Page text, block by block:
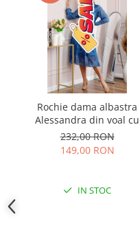
Rochie dama albastra
Alessandra din voal cu
imprimeu floral si cordon
in talie
232,00 RON
149,00 RON
IN STOC